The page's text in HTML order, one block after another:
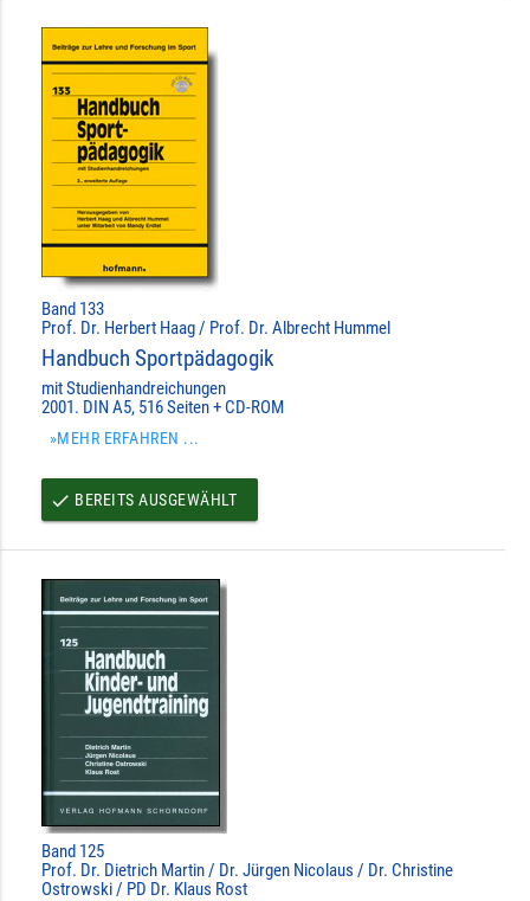
Band 133
Prof. Dr. Herbert Haag / Prof. Dr. Albrecht Hummel
Handbuch Sportpädagogik
mit Studienhandreichungen
2001. DIN A5, 516 Seiten + CD-ROM
»MEHR ERFAHREN ...
done BEREITS AUSGEWÄHLT
Band 125
Prof. Dr. Dietrich Martin / Dr. Jürgen Nicolaus / Dr. Christine
Ostrowski / PD Dr. Klaus Rost